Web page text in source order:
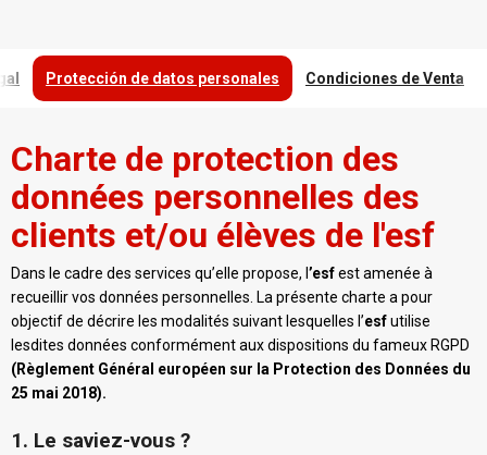
Protección de datos personales Condiciones de Venta
Charte de protection des
données personnelles des
clients et/ou élèves de l'esf
Dans le cadre des services qu’elle propose, l ’esfest amenée à
recueillir vos données personnelles. La présente charte a pour
objectif de décrire les modalités suivant lesquelles l’esfutilise
lesdites données conformément aux dispositions du fameux RGPD
(Règlement Général européen sur la Protection des Données du
25 mai 2018).
1. Le saviez-vous ?